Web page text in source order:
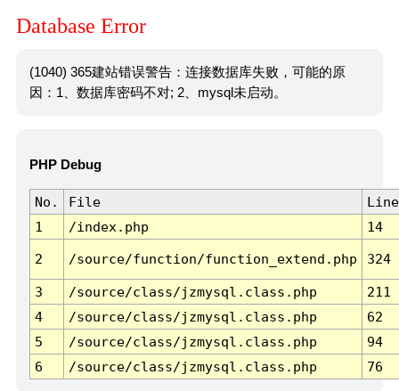
Database Error
(1040) 365建站错误警告：连接数据库失败，可能的原
因：1、数据库密码不对; 2、mysql未启动。
PHP Debug
No. File
Line
1
/index.php 14
2 /source/function/function_extend.php 324
3 /source/class/jzmysql.class.php
211
4
/source/class/jzmysql.class.php
62
5
/source/class/jzmysql.class.php
94
6
/source/class/jzmysql.class.php 76